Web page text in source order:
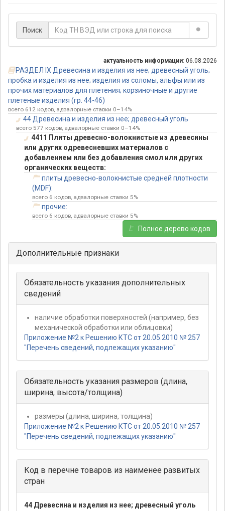
Поиск
актуальность информации: 06.08.2026
РАЗДЕЛ IX Древесина и изделия из нее; древесный уголь;
пробка и изделия из нее; изделия из соломы, альфы или из
прочих материалов для плетения; корзиночные и другие
плетеные изделия (гр. 44-46)
всего 612 кодов, адвалорные ставки 0–14%
44 Древесина и изделия из нее; древесный уголь
всего 577 кодов, адвалорные ставки 0–14%
4411 Плиты древесно-волокнистые из древесины
или других одревесневших материалов с
добавлением или без добавления смол или других
органических веществ:
плиты древесно-волокнистые средней плотности
(MDF):
всего 6 кодов, адвалорные ставки 5%
прочие:
всего 6 кодов, адвалорные ставки 5%
Полное дерево кодов
Дополнительные признаки
Обязательность указания дополнительных
сведений
наличие обработки поверхностей (например, без
механической обработки или облицовки)
Приложение №2 к Решению КТС от 20.05.2010 № 257
"Перечень сведений, подлежащих указанию"
Обязательность указания размеров (длина,
ширина, высота/толщина)
размеры (длина, ширина, толщина)
Приложение №2 к Решению КТС от 20.05.2010 № 257
"Перечень сведений, подлежащих указанию"
Код в перечне товаров из наименее развитых
стран
44 Древесина и изделия из нее; древесный уголь